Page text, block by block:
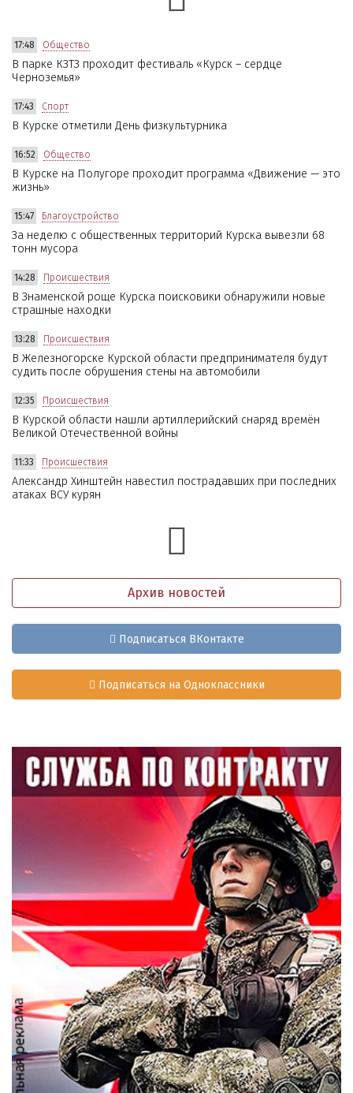
17:48 Общество
В парке КЗТЗ проходит фестиваль «Курск – сердце
Черноземья»
17:43 Спорт
В Курске отметили День физкультурника
16:52 Общество
В Курске на Полугоре проходит программа «Движение — это
жизнь»
15:47 Благоустройство
За неделю с общественных территорий Курска вывезли 68
тонн мусора
14:28 Происшествия
В Знаменской роще Курска поисковики обнаружили новые
страшные находки
13:28 Происшествия
В Железногорске Курской области предпринимателя будут
судить после обрушения стены на автомобили
12:35 Происшествия
В Курской области нашли артиллерийский снаряд времён
Великой Отечественной войны
11:33 Происшествия
Александр Хинштейн навестил пострадавших при последних
атаках ВСУ курян
Архив новостей
Подписаться ВКонтакте
Подписаться на Одноклассники